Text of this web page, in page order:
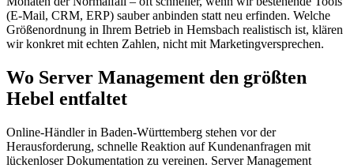
(E-Mail, CRM, ERP) sauber anbinden statt neu erfinden. Welche
Größenordnung in Ihrem Betrieb in Hemsbach realistisch ist, klären
wir konkret mit echten Zahlen, nicht mit Marketingversprechen.
Wo Server Management den größten
Hebel entfaltet
Online-Händler in Baden-Württemberg stehen vor der
Herausforderung, schnelle Reaktion auf Kundenanfragen mit
lückenloser Dokumentation zu vereinen. Server Management